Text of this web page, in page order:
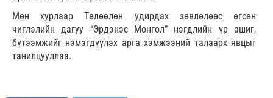
Мөн хурлаар Төлөөлөн удирдах зөвлөлөөс өгсөн
чиглэлийн дагуу “Эрдэнэс Монгол” нэгдлийн үр ашиг,
бүтээмжийг нэмэгдүүлэх арга хэмжээний талаарх явцыг
танилцууллаа.